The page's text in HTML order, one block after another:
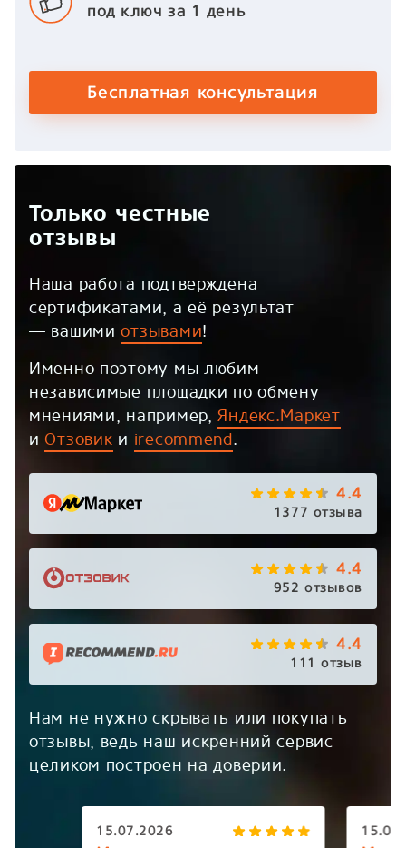
под ключ за 1 день
Бесплатная консультация
Только честные
отзывы
Наша работа подтверждена
сертификатами, а её результат
— вашимиотзывами!
Именно поэтому мы любим
независимые площадки по обмену
мнениями, например,Яндекс.Маркет
иОтзовик и irecommend.
4.4
1377 отзыва
4.4
952 отзывов
4.4
111 отзыв
Нам не нужно скрывать или покупать
отзывы, ведь наш искренний сервис
целиком построен на доверии.
15.07.2026